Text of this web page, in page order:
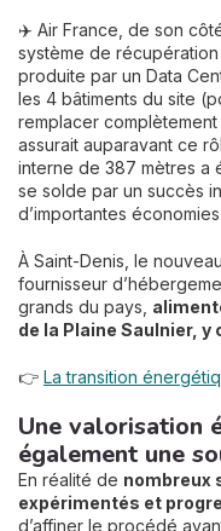
✈️ Air France, de son
système de
produite par un Data
les 4 bâtiments du site
remplacer
assurait auparavant ce
interne de 387 mètres a
se solde par un succès
d’importantes
À Saint-Denis, le
fournisseur
grands du pays,
de la Plaine Saulnier, y
👉 La transition
Une valorisation
également une
En réalité de nombreux
expérimentés et
d’affiner le procédé